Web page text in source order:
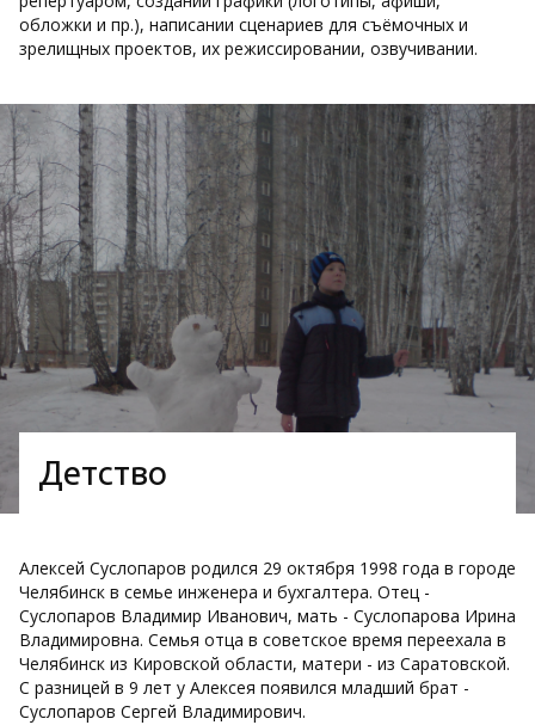
обложки и пр.), написании сценариев для съёмочных и
зрелищных проектов, их режиссировании, озвучивании.
Детство
Алексей Суслопаров родился 29 октября 1998 года в городе
Челябинск в семье инженера и бухгалтера. Отец -
Суслопаров Владимир Иванович, мать - Суслопарова Ирина
Владимировна. Семья отца в советское время переехала в
Челябинск из Кировской области, матери - из Саратовской.
С разницей в 9 лет у Алексея появился младший брат -
Суслопаров Сергей Владимирович.